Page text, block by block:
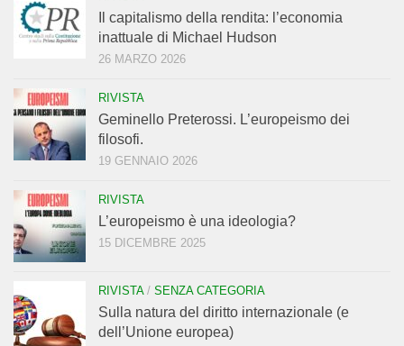
Il capitalismo della rendita: l’economia
inattuale di Michael Hudson
26 MARZO 2026
RIVISTA
Geminello Preterossi. L’europeismo dei
filosofi.
19 GENNAIO 2026
RIVISTA
L’europeismo è una ideologia?
15 DICEMBRE 2025
RIVISTA/ SENZA CATEGORIA
Sulla natura del diritto internazionale (e
dell’Unione europea)